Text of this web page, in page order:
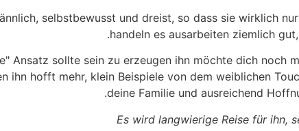
selbstbewusst und dreist, so dass sie wirklich
handeln es ausarbeiten ziemlich
Ansatz sollte sein zu erzeugen ihn möchte dich noch
ihn hofft mehr, klein Beispiele von dem weiblichen
deine Familie und ausreichend